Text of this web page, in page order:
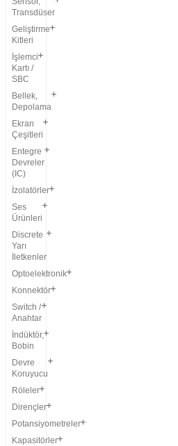
Transdüser
Geliştirme
Kitleri
İşlemci
Kartı /
SBC
Bellek,
Depolama
Ekran
Çeşitleri
Entegre
Devreler
(IC)
İzolatörler
Ses
Ürünleri
Discrete
Yarı
İletkenler
Optoelektronik
Konnektör
Switch /
Anahtar
İndüktör,
Bobin
Devre
Koruyucu
Röleler
Dirençler
Potansiyometreler
Kapasitörler